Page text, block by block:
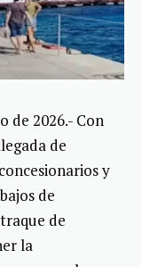
de 2026.- Con
de
y
de
de
la